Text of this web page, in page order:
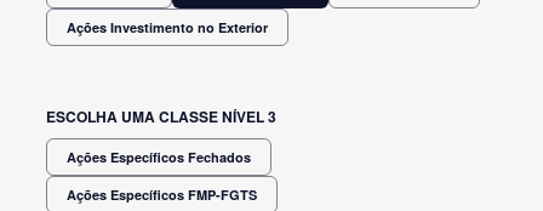
Ações Investimento no Exterior
ESCOLHA UMA CLASSE NÍVEL 3
Ações Específicos Fechados
Ações Específicos FMP-FGTS